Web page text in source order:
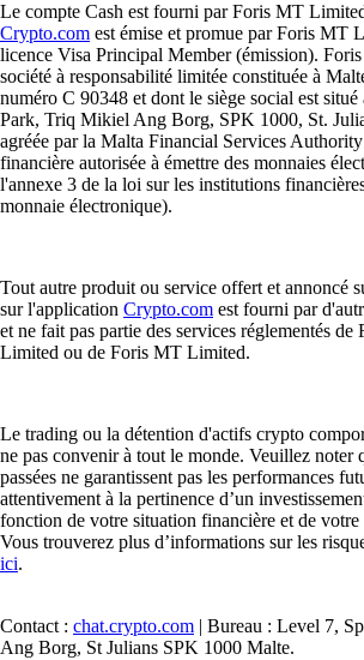
Le compte Cash est fourni par Foris MT
Crypto.com est émise et promue par Foris MT
licence Visa Principal Member (émission).
société à responsabilité limitée constituée à
numéro C 90348 et dont le siège social est
Park, Triq Mikiel Ang Borg, SPK 1000, St.
agréée par la Malta Financial Services
financière autorisée à émettre des monnaies
l'annexe 3 de la loi sur les institutions
monnaie électronique).
Tout autre produit ou service offert et annoncé
sur l'application Crypto.com est fourni par
et ne fait pas partie des services réglementés
Limited ou de Foris MT Limited.
Le trading ou la détention d'actifs crypto
ne pas convenir à tout le monde. Veuillez noter
passées ne garantissent pas les performances
attentivement à la pertinence d’un
fonction de votre situation financière et de votre
Vous trouverez plus d’informations sur les
ici.
Contact : chat.crypto.com | Bureau : Level 7,
Ang Borg, St Julians SPK 1000 Malte.